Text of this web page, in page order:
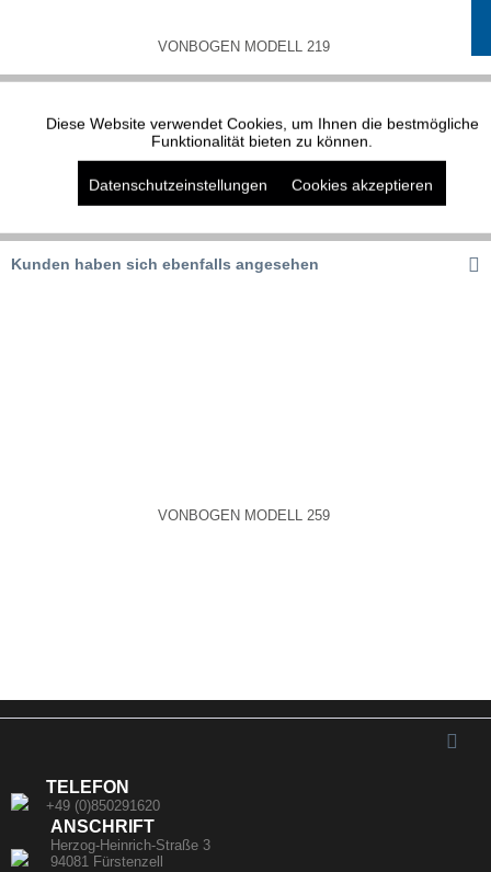
VONBOGEN MODELL 219
Kunden haben sich ebenfalls angesehen
VONBOGEN MODELL 259
TELEFON
+49 (0)850291620
ANSCHRIFT
Herzog-Heinrich-Straße 3
94081 Fürstenzell
Funktionale Aktiv
Marketing Aktiv
Tracking
Diese Website verwendet Cookies, um Ihnen die bestmögliche
Funktionalität bieten zu können.
Datenschutzeinstellungen Cookies akzeptieren